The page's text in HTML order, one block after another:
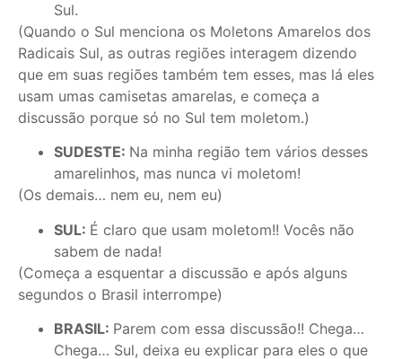
Sul.
(Quando o Sul menciona os Moletons Amarelos dos
Radicais Sul, as outras regiões interagem dizendo
que em suas regiões também tem esses, mas lá eles
usam umas camisetas amarelas, e começa a
discussão porque só no Sul tem moletom.)
SUDESTE: Na minha região tem vários desses
amarelinhos, mas nunca vi moletom!
(Os demais… nem eu, nem eu)
SUL: É claro que usam moletom!! Vocês não
sabem de nada!
(Começa a esquentar a discussão e após alguns
segundos o Brasil interrompe)
BRASIL: Parem com essa discussão!! Chega…
Chega… Sul, deixa eu explicar para eles o que